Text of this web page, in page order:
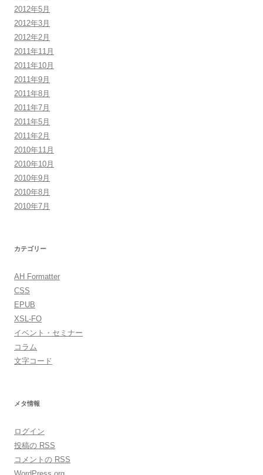
2012年5月
2012年3月
2012年2月
2011年11月
2011年10月
2011年9月
2011年8月
2011年7月
2011年5月
2011年2月
2010年11月
2010年10月
2010年9月
2010年8月
2010年7月
カテゴリー
AH Formatter
CSS
EPUB
XSL-FO
イベント・セミナー
コラム
文字コード
メタ情報
ログイン
投稿の RSS
コメントの RSS